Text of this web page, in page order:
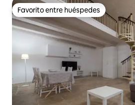
Favorito entre huéspedes
Favorito entre huéspedes